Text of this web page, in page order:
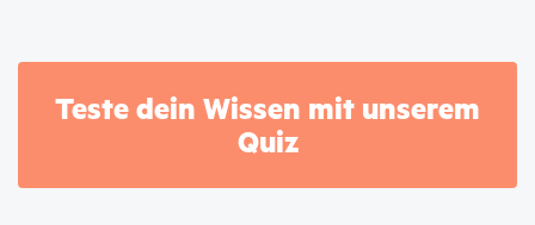
Teste dein Wissen mit unserem
Quiz